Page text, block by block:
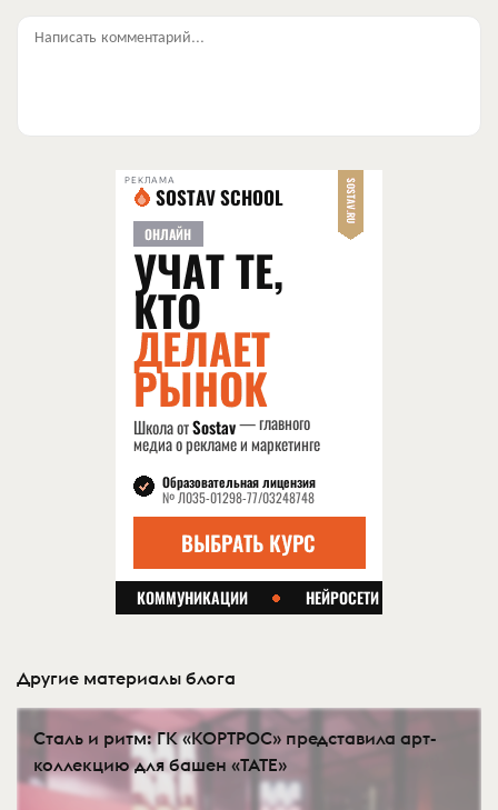
Написать комментарий...
РЕКЛАМА
Другие материалы блога
Сталь и ритм: ГК «КОРТРОС» представила арт-
коллекцию для башен «TATE»